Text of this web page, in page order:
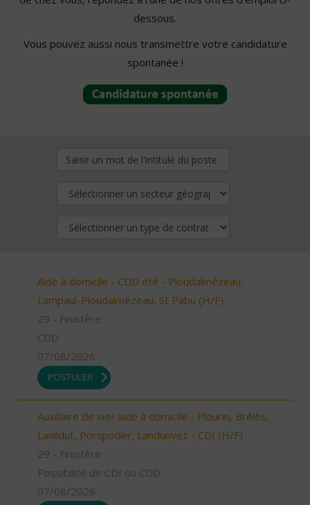
dessous.
Vous pouvez aussi nous transmettre votre candidature
spontanée !
Aide à domicile - CDD été - Ploudalmézeau,
Lampaul-Ploudalmézeau, St Pabu (H/F)
29 - Finistère
CDD
07/08/2026
POSTULER
Auxiliaire de vie/ aide à domicile - Plourin, Brélès,
Lanildut, Porspoder, Landunvez - CDI (H/F)
29 - Finistère
Possibilité de CDI ou CDD
07/08/2026